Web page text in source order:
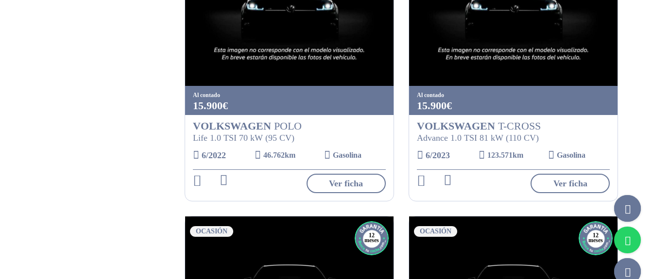
Al contado
15.900€
VOLKSWAGENPOLO
Life 1.0 TSI 70 kW (95 CV)
6/2022
46.762km Gasolina
Ver ficha
Al contado
15.900€
VOLKSWAGENT-CROSS
Advance 1.0 TSI 81 kW (110 CV)
6/2023
123.571km Gasolina
Ver ficha
OCASIÓN
12
meses
OCASIÓN
12
meses